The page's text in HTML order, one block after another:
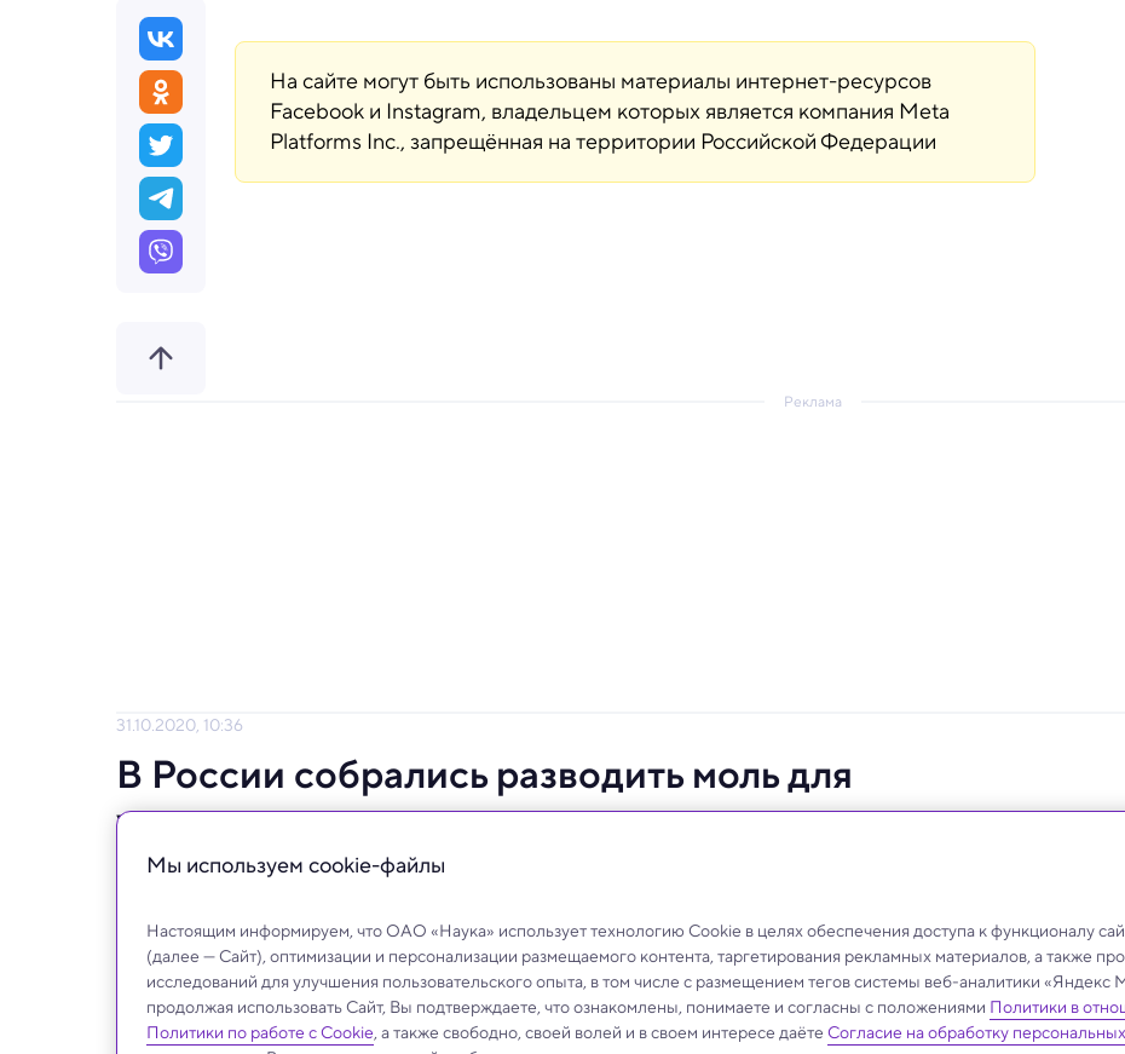
На сайте могут быть использованы материалы интернет-ресурсов
Facebook и Instagram, владельцем которых является компания Meta
Platforms Inc., запрещённая на территории Российской Федерации
Реклама
31.10.2020, 10:36
В России собрались разводить моль для
уничтожения пластика
Восковая моль с удовольствием ест пластиковые пакеты.
Мы используем сookie-файлы
Настоящим информируем, что ОАО «Наука» использует технологию Cookie в целях обеспечения доступа к функционалу
(далее — Сайт), оптимизации и персонализации размещаемого контента, таргетирования рекламных материалов, а также
исследований для улучшения пользовательского опыта, в том числе с размещением тегов системы веб-аналитики
продолжая использовать Сайт, Вы подтверждаете, что ознакомлены, понимаете и согласны с положениями Политики в
Политики по работе с Cookie, а также свободно, своей волей и в своем интересе даёте Согласие на обработку